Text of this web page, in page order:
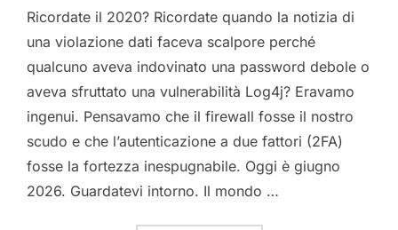
Ricordate il 2020? Ricordate quando la notizia di
una violazione dati faceva scalpore perché
qualcuno aveva indovinato una password debole o
aveva sfruttato una vulnerabilità Log4j? Eravamo
ingenui. Pensavamo che il firewall fosse il nostro
scudo e che l’autenticazione a due fattori (2FA)
fosse la fortezza inespugnabile. Oggi è giugno
2026. Guardatevi intorno. Il mondo …